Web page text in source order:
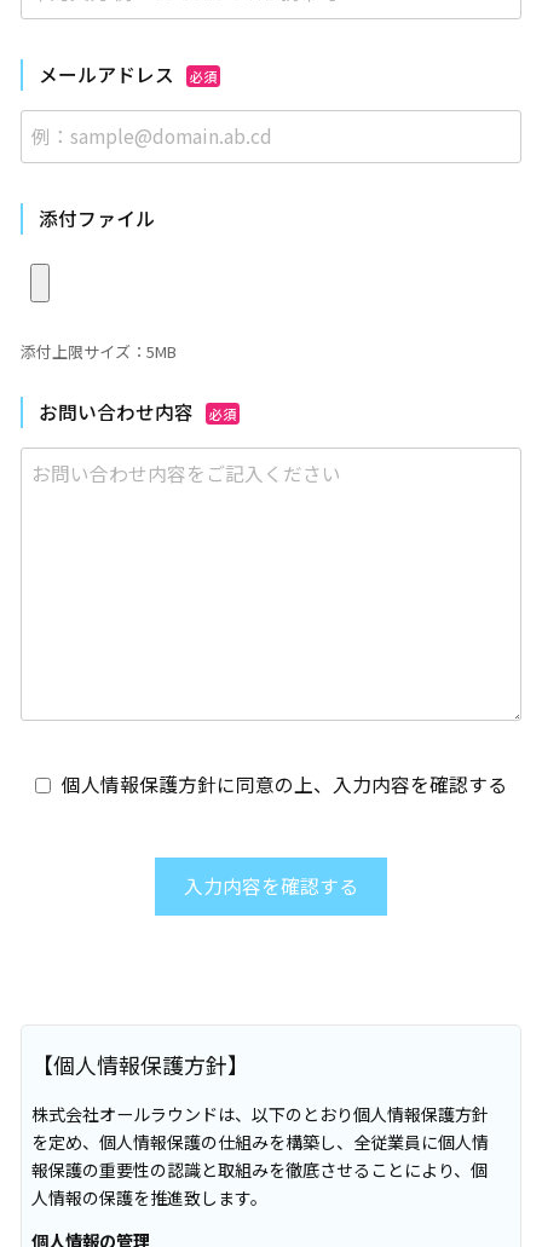
メールアドレス 必須
添付ファイル
添付上限サイズ：5MB
お問い合わせ内容 必須
個人情報保護方針に同意の上、入力内容を確認する
入力内容を確認する
【個人情報保護方針】
株式会社オールラウンドは、以下のとおり個人情報保護方針
を定め、個人情報保護の仕組みを構築し、全従業員に個人情
報保護の重要性の認識と取組みを徹底させることにより、個
人情報の保護を推進致します。
個人情報の管理